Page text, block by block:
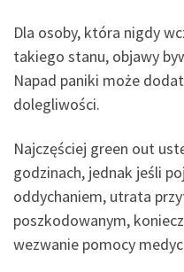
Dla osoby, która nigdy
takiego stanu, objawy
Napad paniki może
dolegliwości.
Najczęściej green out
godzinach, jednak jeśli
oddychaniem, utrata
poszkodowanym,
wezwanie pomocy